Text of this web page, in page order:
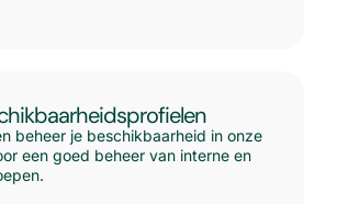
beheer je beschikbaarheid in onze
een goed beheer van interne en